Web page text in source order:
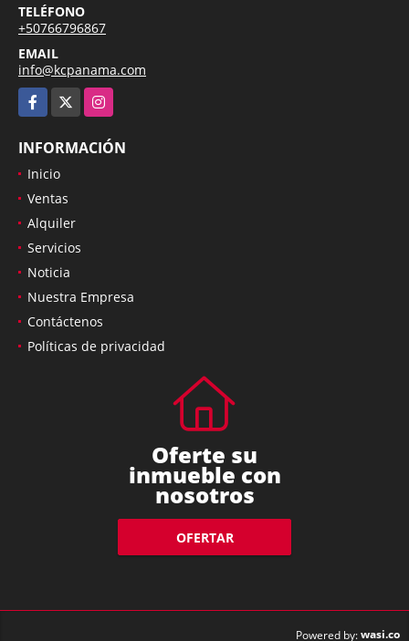
TELÉFONO
+50766796867
EMAIL
info@kcpanama.com
Facebook
Instagram
INFORMACIÓN
Inicio
Ventas
Alquiler
Servicios
Noticia
Nuestra Empresa
Contáctenos
Políticas de privacidad
Oferte su
inmueble con
nosotros
OFERTAR
Powered by:wasi.co